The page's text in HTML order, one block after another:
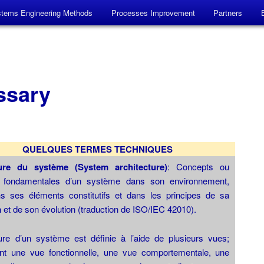
Engineering Methods Processes Improvement Partners
QUELQUES TERMES TECHNIQUES
du système (System architecture): Concepts ou
fondamentales d’un système dans son environnement,
ses éléments constitutifs et dans les principes de sa
et de son évolution (traduction de ISO/IEC 42010).
d’un système est définie à l’aide de plusieurs vues;
une vue fonctionnelle, une vue comportementale, une